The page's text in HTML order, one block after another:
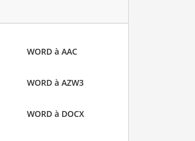
WORD à AAC
WORD à AZW3
WORD à DOCX